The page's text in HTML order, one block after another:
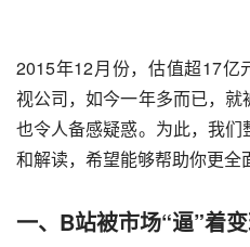
2015年12月份，估值超17亿
视公司，如今一年多而已，就
也令人备感疑惑。为此，我
和解读，希望能够帮助你更全
一、B站被市场“逼”着